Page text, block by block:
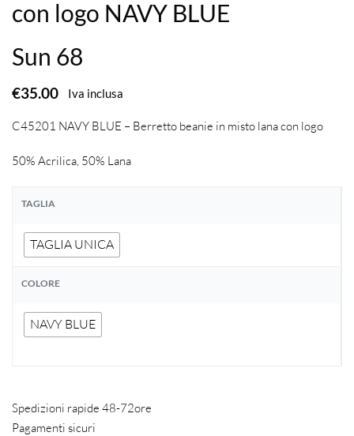
con logo NAVY BLUE
Sun 68
€35.00 Iva inclusa
C45201 NAVY BLUE – Berretto beanie in misto lana con logo
50% Acrilica, 50% Lana
TAGLIA
TAGLIA UNICA
COLORE
NAVY BLUE
Spedizioni rapide 48-72ore
Pagamenti sicuri